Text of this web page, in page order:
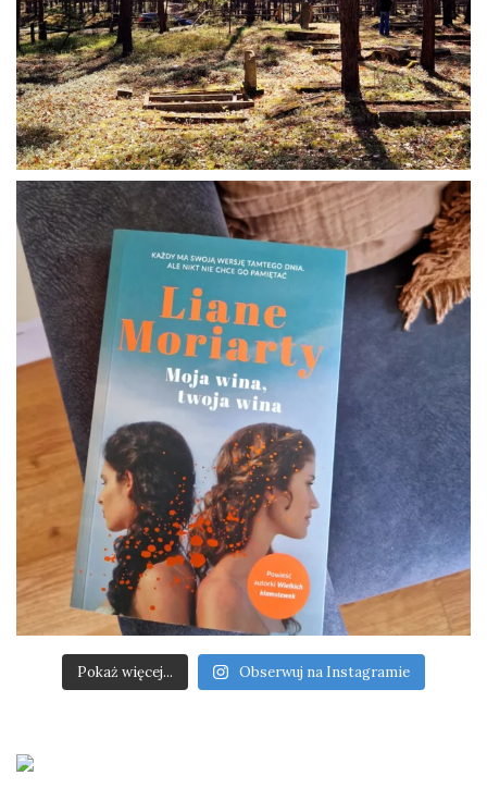
Pokaż więcej... Obserwuj na Instagramie